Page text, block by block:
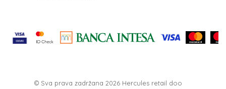
© Sva prava zadržana 2026Hercules retail doo